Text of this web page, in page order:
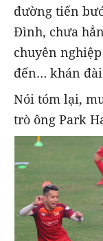
đường tiến
Đình, chưa
chuyên
đến… khán
Nói tóm lại,
trò ông Park